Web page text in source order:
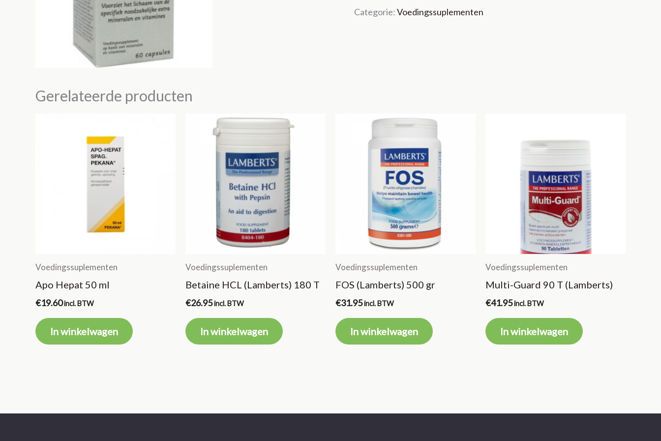
Categorie:Voedingssuplementen
Gerelateerde producten
Voedingssuplementen
Apo Hepat 50 ml
€19.60incl. BTW
In winkelwagen
Voedingssuplementen
Betaine HCL (Lamberts) 180 T
€26.95incl. BTW
In winkelwagen
Voedingssuplementen
FOS (Lamberts) 500 gr
€31.95incl. BTW
In winkelwagen
Voedingssuplementen
Multi-Guard 90 T (Lamberts)
€41.95incl. BTW
In winkelwagen